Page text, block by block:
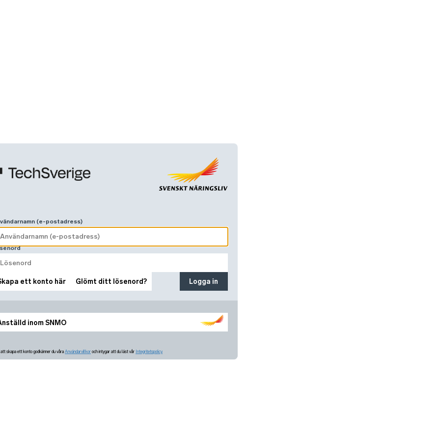
inom SNMO
(e-postadress)
ett konto här Glömt ditt lösenord? Logga in
skapa ett konto godkänner du våra Användarvillkor och intygar att du läst vår Integritetspolicy.